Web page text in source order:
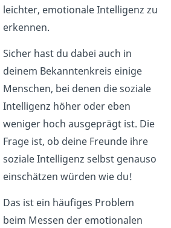
leichter, emotionale Intelligenz zu
erkennen.
Sicher hast du dabei auch in
deinem Bekanntenkreis einige
Menschen, bei denen die soziale
Intelligenz höher oder eben
weniger hoch ausgeprägt ist. Die
Frage ist, ob deine Freunde ihre
soziale Intelligenz selbst genauso
einschätzen würden wie du!
Das ist ein häufiges Problem
beim Messen der emotionalen